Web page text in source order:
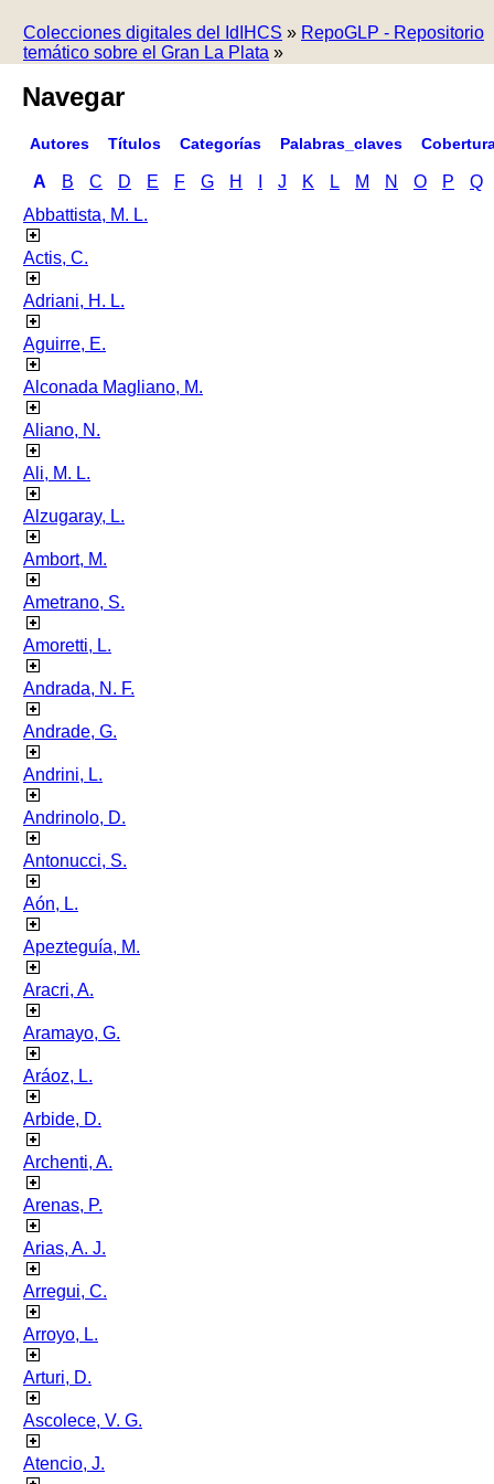
Colecciones digitales del IdIHCS » RepoGLP - Repositorio
temático sobre el Gran La Plata »
Navegar
Autores Títulos Categorías Palabras_claves
A B C D E F G H J K L M N O P
Q
Abbattista, M. L.
Actis, C.
Adriani, H. L.
Aguirre, E.
Alconada Magliano, M.
Aliano, N.
Ali, M. L.
Alzugaray, L.
Ambort, M.
Ametrano, S.
Amoretti, L.
Andrada, N. F.
Andrade, G.
Andrini, L.
Andrinolo, D.
Antonucci, S.
Aón, L.
Apezteguía, M.
Aracri, A.
Aramayo, G.
Aráoz, L.
Arbide, D.
Archenti, A.
Arenas, P.
Arias, A. J.
Arregui, C.
Arroyo, L.
Arturi, D.
Ascolece, V. G.
Atencio, J.